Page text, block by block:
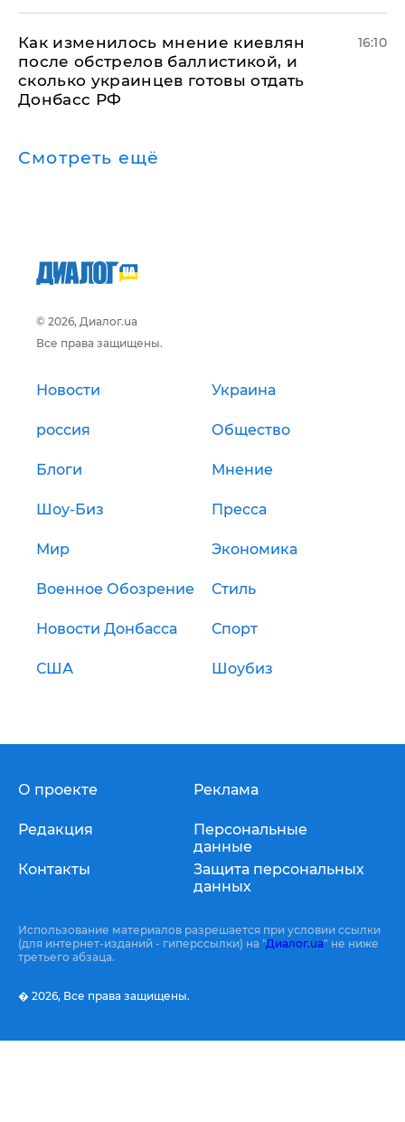
Как изменилось мнение киевлян
после обстрелов баллистикой, и
сколько украинцев готовы отдать
Донбасс РФ
16:10
Смотреть ещё
© 2026, Диалог.ua
Все права защищены.
Новости Украина
россия Общество
Блоги Мнение
Шоу-Биз Пресса
Мир Экономика
Военное Обозрение Стиль
Новости Донбасса Спорт
США Шоубиз
О проекте
Редакция
Контакты
Реклама
Персональные
данные
Защита персональных
данных
Использование материалов разрешается при условии ссылки
(для интернет-изданий - гиперссылки) на "Диалог.ua" не ниже
третьего абзаца.
� 2026, Все права защищены.